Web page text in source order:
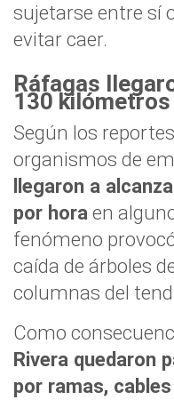
sujetarse entre sí
evitar caer.
Ráfagas
130 kilómetros
Según los
organismos de
llegaron a
por hora en
fenómeno
caída de árboles
columnas del
Como
Rivera quedaron
por ramas,